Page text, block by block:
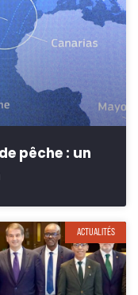
pêche : un
ACTUALITÉS